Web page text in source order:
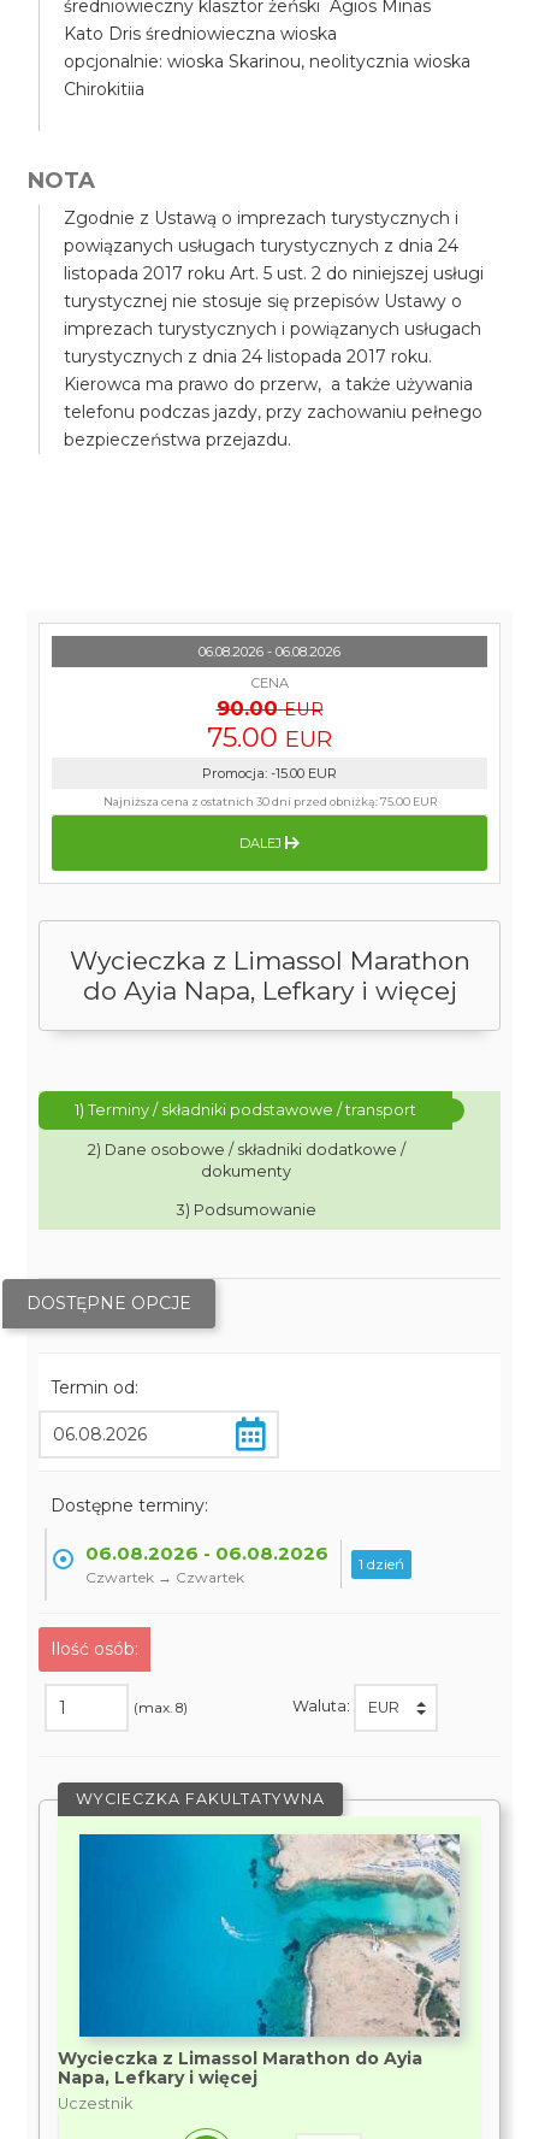
średniowieczny klasztor żeński Agios Minas
Kato Dris średniowieczna wioska
opcjonalnie: wioska Skarinou, neolitycznia wioska
Chirokitiia
NOTA
Zgodnie z Ustawą o imprezach turystycznych i
powiązanych usługach turystycznych z dnia 24
listopada 2017 roku Art. 5 ust. 2 do niniejszej usługi
turystycznej nie stosuje się przepisów Ustawy o
imprezach turystycznych i powiązanych usługach
turystycznych z dnia 24 listopada 2017 roku.
Kierowca ma prawo do przerw, a także używania
telefonu podczas jazdy, przy zachowaniu pełnego
bezpieczeństwa przejazdu.
Wycieczka z Limassol Marathon
do Ayia Napa, Lefkary i więcej
1) Terminy / składniki podstawowe / transport
2) Dane osobowe / składniki dodatkowe /
dokumenty
3) Podsumowanie
DOSTĘPNE OPCJE
Termin od:
Dostępne terminy:
06.08.2026 - 06.08.2026
Czwartek → Czwartek
1 dzień
Ilość osób:
(max. 8) Waluta:
WYCIECZKA FAKULTATYWNA
Wycieczka z Limassol Marathon do Ayia
Napa, Lefkary i więcej
Uczestnik
06.08.2026 - 06.08.2026
CENA
90.00 EUR
75.00 EUR
Promocja: -15.00 EUR
Najniższa cena z ostatnich 30 dni przed obniżką:75.00 EUR
DALEJ